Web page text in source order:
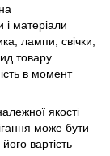
і матеріали
лампи, свічки,
товару
в момент
якості
може бути
вартість